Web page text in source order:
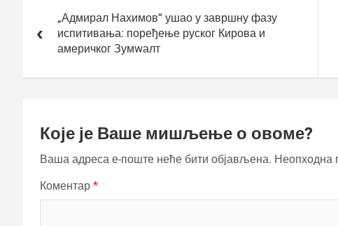
чланка„Адмирал Нахимов“ ушао у завршну фазу
испитивања: поређење руског Кирова и
америчког Зумwалт
Које је Ваше мишљење о овоме?
Ваша адреса е-поште неће бити објављена. Неопходна
Коментар *